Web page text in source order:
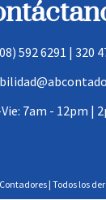
592 6291 | 320
7am - 12pm |
| Todos los